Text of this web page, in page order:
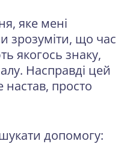
яке мені
зрозуміти, що час
якогось знаку,
Насправді цей
просто
допомогу: